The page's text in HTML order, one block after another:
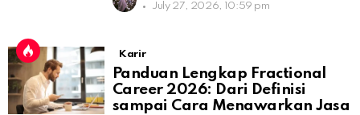
July 27, 2026, 10:59 pm
Karir
Panduan Lengkap Fractional
Career 2026: Dari Definisi
sampai Cara Menawarkan Jasa